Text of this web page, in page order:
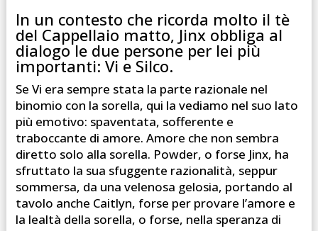
In un contesto che ricorda molto il tè
del Cappellaio matto, Jinx obbliga al
dialogo le due persone per lei più
importanti: Vi e Silco.
Se Vi era sempre stata la parte razionale nel
binomio con la sorella, qui la vediamo nel suo lato
più emotivo: spaventata, sofferente e
traboccante di amore. Amore che non sembra
diretto solo alla sorella. Powder, o forse Jinx, ha
sfruttato la sua sfuggente razionalità, seppur
sommersa, da una velenosa gelosia, portando al
tavolo anche Caitlyn, forse per provare l’amore e
la lealtà della sorella, o forse, nella speranza di